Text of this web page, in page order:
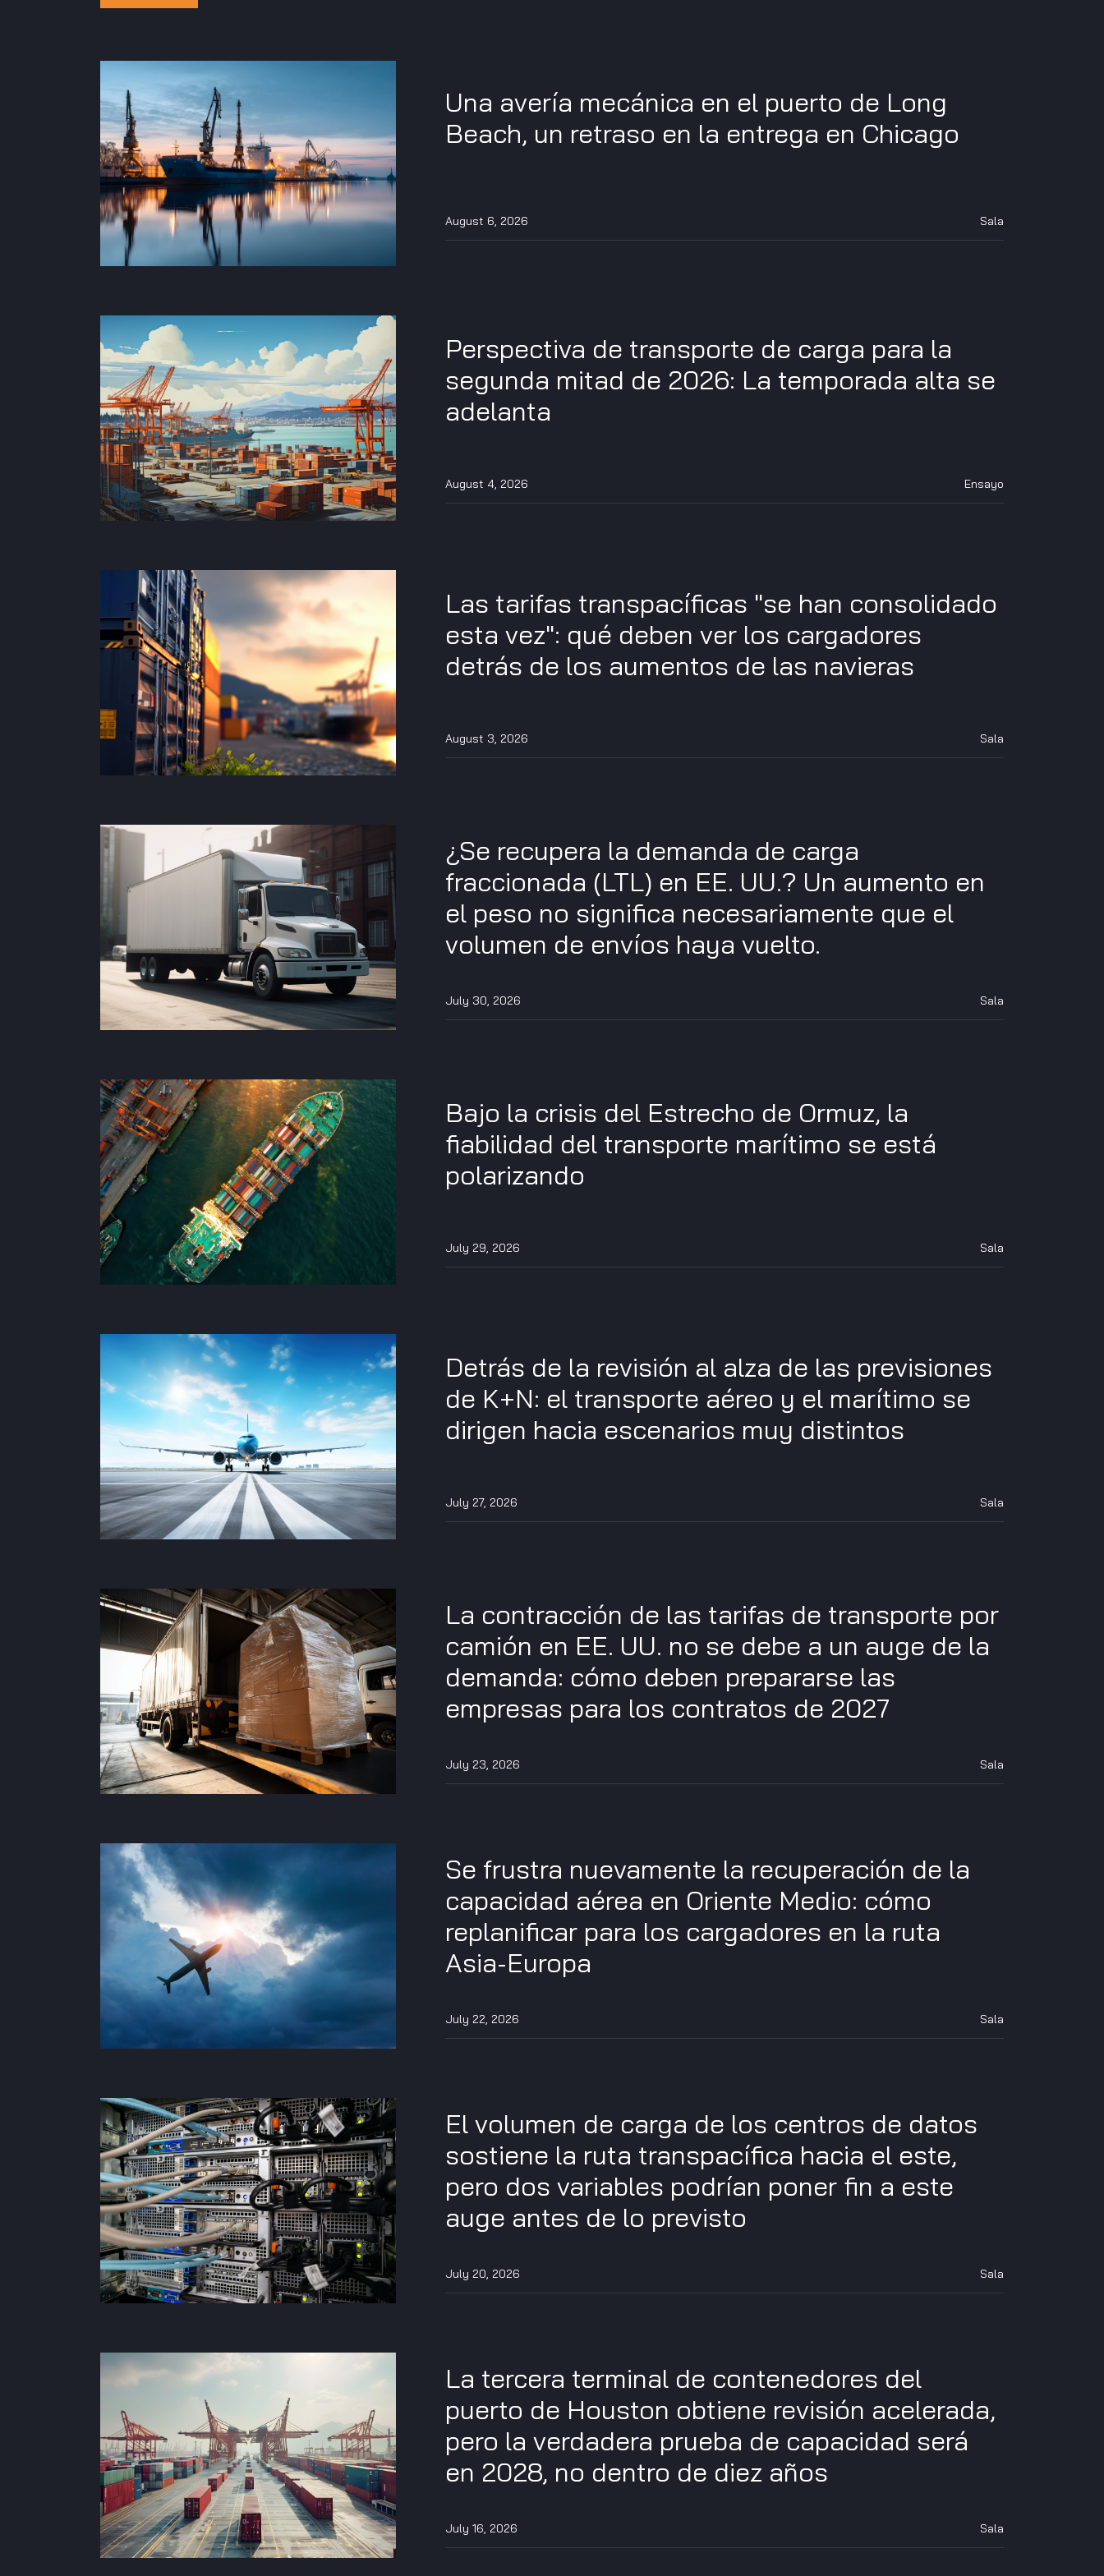
Una avería mecánica en el puerto de Long
Beach, un retraso en la entrega en Chicago
August 6, 2026 Sala
Perspectiva de transporte de carga para la
segunda mitad de 2026: La temporada alta se
adelanta
August 4, 2026 Ensayo
Las tarifas transpacíficas "se han consolidado
esta vez": qué deben ver los cargadores
detrás de los aumentos de las navieras
August 3, 2026 Sala
¿Se recupera la demanda de carga
fraccionada (LTL) en EE. UU.? Un aumento en
el peso no significa necesariamente que el
volumen de envíos haya vuelto.
July 30, 2026 Sala
Bajo la crisis del Estrecho de Ormuz, la
fiabilidad del transporte marítimo se está
polarizando
July 29, 2026 Sala
Detrás de la revisión al alza de las previsiones
de K+N: el transporte aéreo y el marítimo se
dirigen hacia escenarios muy distintos
July 27, 2026 Sala
La contracción de las tarifas de transporte por
camión en EE. UU. no se debe a un auge de la
demanda: cómo deben prepararse las
empresas para los contratos de 2027
July 23, 2026 Sala
Se frustra nuevamente la recuperación de la
capacidad aérea en Oriente Medio: cómo
replanificar para los cargadores en la ruta
Asia-Europa
July 22, 2026 Sala
El volumen de carga de los centros de datos
sostiene la ruta transpacífica hacia el este,
pero dos variables podrían poner fin a este
auge antes de lo previsto
July 20, 2026 Sala
La tercera terminal de contenedores del
puerto de Houston obtiene revisión acelerada,
pero la verdadera prueba de capacidad será
en 2028, no dentro de diez años
July 16, 2026 Sala